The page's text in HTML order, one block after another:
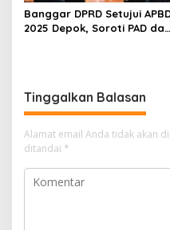
Banggar DPRD Setujui
2025 Depok, Soroti PAD dan
Tinggalkan Balasan
Alamat email Anda tidak akan
ditandai *